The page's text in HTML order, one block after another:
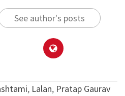
See author's posts
, Lalan, Pratap Gaurav